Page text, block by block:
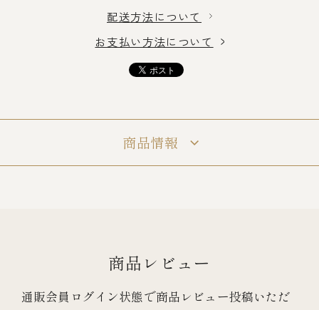
配送方法について
お支払い方法について
商品情報
商品レビュー
通販会員ログイン状態で商品レビュー投稿いただ